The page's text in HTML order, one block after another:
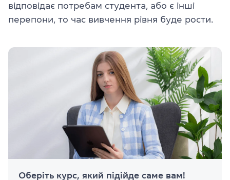
відповідає потребам студента, або є інші
перепони, то час вивчення рівня буде рости.
Оберіть курс, який підійде саме вам!